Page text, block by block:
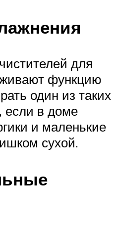
для
функцию
один из таких
если в доме
и маленькие
сухой.